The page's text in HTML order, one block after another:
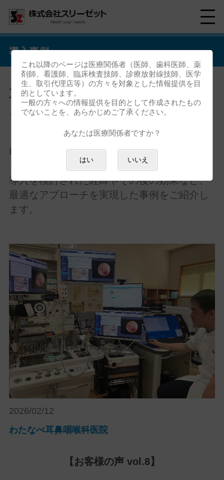
導入事例
耳鼻咽喉科向け画像ファイリング
システム EZCapの導入事例
EZCapをご導入いただいたユーザー様にお話
しを伺いました。
導入を検討された経緯やその後の効果など、
最適なアプローチを実現した事例をご紹介し
ます。
2026/02/12
わたなべ耳鼻咽喉科医院
【お客様の声 vol.8】
これ以降のページは医療関係者（医師、歯科医師、薬
剤師、看護師、臨床検査技師、診療放射線技師、医学
生、取引代理店等）の方々を対象とした情報提供を目
的としています。
一般の方々への情報提供を目的として作成されたもの
でないことを、あらかじめご了承ください。
あなたは医療関係者ですか？
はい いいえ